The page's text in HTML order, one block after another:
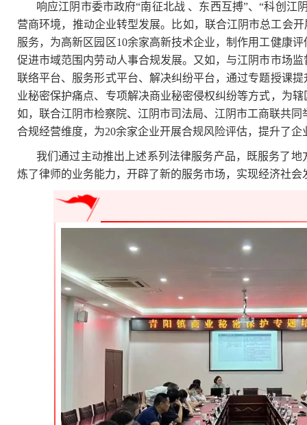
响应江阴市委市政府“南征北战 、东西互搏”、“科创江
营商环境，推动企业转型发展。比如，联合江阴市总工会
服务，为高新区园区10余家高新技术企业，制作用工健康
促进市域范围内劳动人事合规发展。又如，与江阴市市场
联络平台、服务形式平台、解决纠纷平台，通过专题授课
业秘密保护痛点、专项解决商业秘密侵权纠纷等方式，为
如，联合江阴市检察院、江阴市司法局、江阴市工商联共同
合规经营维度，为20余家企业开展合规风险评估，提升了企
我们通过主动推出上述系列法律服务产品，既服务了
炼了律师的业务能力，开辟了新的服务市场，实现经济社